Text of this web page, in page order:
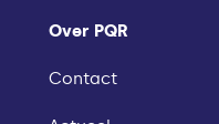
Over PQR
Contact